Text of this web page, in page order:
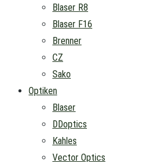
Blaser R8
Blaser F16
Brenner
CZ
Sako
Optiken
Blaser
DDoptics
Kahles
Vector Optics